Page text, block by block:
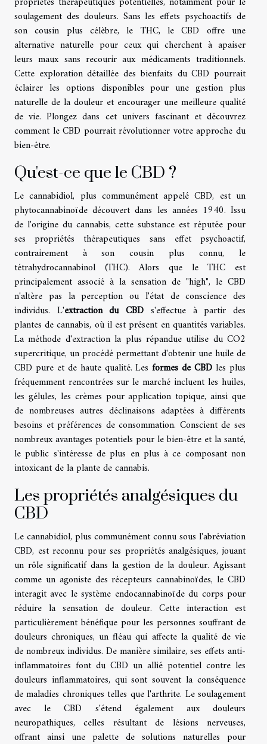
soulagement des douleurs. Sans les effets psychoactifs de
son cousin plus célèbre, le THC, le CBD offre une
alternative naturelle pour ceux qui cherchent à apaiser
leurs maux sans recourir aux médicaments traditionnels.
Cette exploration détaillée des bienfaits du CBD pourrait
éclairer les options disponibles pour une gestion plus
naturelle de la douleur et encourager une meilleure qualité
de vie. Plongez dans cet univers fascinant et découvrez
comment le CBD pourrait révolutionner votre approche du
bien-être.
Qu'est-ce que le CBD ?
Le cannabidiol, plus communément appelé CBD, est un
phytocannabinoïde découvert dans les années 1940. Issu
de l'origine du cannabis, cette substance est réputée pour
ses propriétés thérapeutiques sans effet psychoactif,
contrairement à son cousin plus connu, le
tétrahydrocannabinol (THC). Alors que le THC est
principalement associé à la sensation de "high", le CBD
n'altère pas la perception ou l'état de conscience des
individus. L'extraction du CBD s'effectue à partir des
plantes de cannabis, où il est présent en quantités variables.
La méthode d'extraction la plus répandue utilise du CO2
supercritique, un procédé permettant d'obtenir une huile de
CBD pure et de haute qualité. Lesformes de CBD les plus
fréquemment rencontrées sur le marché incluent les huiles,
les gélules, les crèmes pour application topique, ainsi que
de nombreuses autres déclinaisons adaptées à différents
besoins et préférences de consommation. Conscient de ses
nombreux avantages potentiels pour le bien-être et la santé,
le public s'intéresse de plus en plus à ce composant non
intoxicant de la plante de cannabis.
Les propriétés analgésiques du
CBD
Le cannabidiol, plus communément connu sous l'abréviation
CBD, est reconnu pour ses propriétés analgésiques, jouant
un rôle significatif dans la gestion de la douleur. Agissant
comme un agoniste des récepteurs cannabinoïdes, le CBD
interagit avec le système endocannabinoïde du corps pour
réduire la sensation de douleur. Cette interaction est
particulièrement bénéfique pour les personnes souffrant de
douleurs chroniques, un fléau qui affecte la qualité de vie
de nombreux individus. De manière similaire, ses effets anti-
inflammatoires font du CBD un allié potentiel contre les
douleurs inflammatoires, qui sont souvent la conséquence
de maladies chroniques telles que l'arthrite. Le soulagement
avec le CBD s'étend également aux douleurs
neuropathiques, celles résultant de lésions nerveuses,
offrant ainsi une palette de solutions naturelles pour